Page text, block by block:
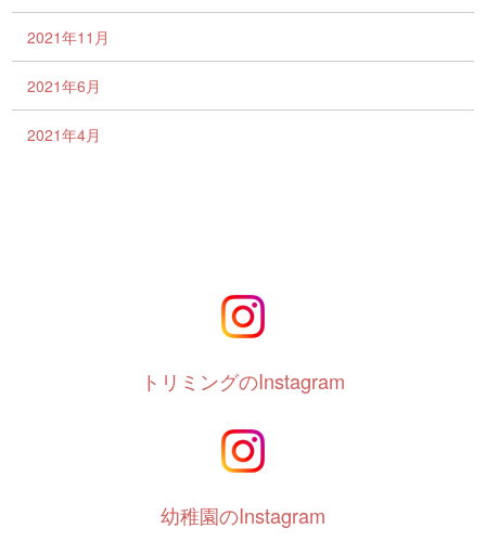
2021年11月
2021年6月
2021年4月
トリミングのInstagram
幼稚園のInstagram